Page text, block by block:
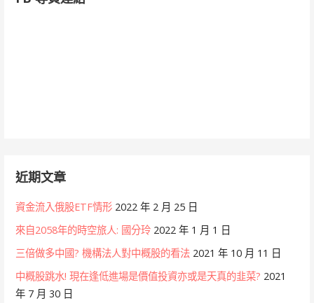
近期文章
資金流入俄股ETF情形 2022 年 2 月 25 日
來自2058年的時空旅人: 國分玲 2022 年 1 月 1 日
三倍做多中國? 機構法人對中概股的看法 2021 年 10 月 11 日
中概股跳水! 現在逢低進場是價值投資亦或是天真的韭菜? 2021
年 7 月 30 日